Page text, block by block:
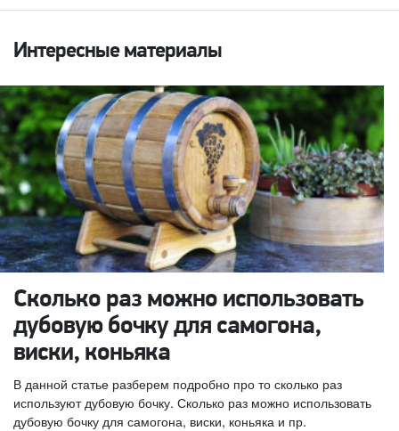
Интересные материалы
Сколько раз можно использовать
дубовую бочку для самогона,
виски, коньяка
В данной статье разберем подробно про то сколько раз
используют дубовую бочку. Сколько раз можно использовать
дубовую бочку для самогона, виски, коньяка и пр.